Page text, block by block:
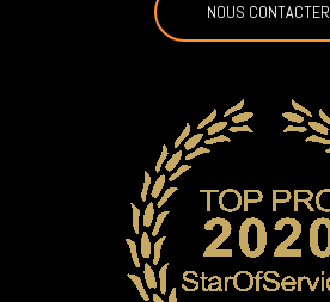
NOUS CONTACTER